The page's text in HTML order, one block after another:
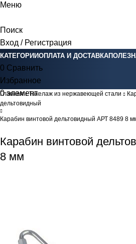
Меню
Поиск
Вход / Регистрация
КАТЕГОРИИОПЛАТА И ДОСТАВКА
0 Сравнить
Избранное
0элемент 0Br
Главная Такелаж из нержавеющей стали
дельтовидный
Карабин винтовой дельтовидный АРТ 8489 8
Карабин винтовой
8 мм